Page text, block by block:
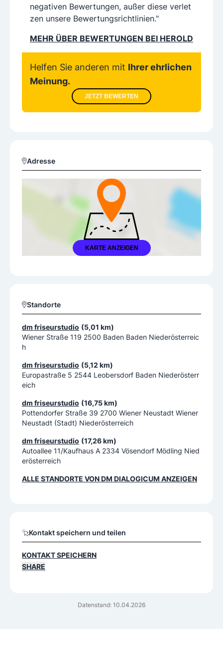
negativen Bewertungen, außer diese verlet
zen unsere Bewertungsrichtlinien."
MEHR ÜBER BEWERTUNGEN BEI HEROLD
Helfen Sie anderen mit Ihrer ehrlichen
Meinung.
JETZT BEWERTEN
Adresse
KARTE ANZEIGEN
Datenstand: 10.04.2026
Standorte
dm friseurstudio (5,01 km)
Wiener Straße 119 2500 Baden Baden Niederösterreic
h
dm friseurstudio (5,12 km)
Europastraße 5 2544 Leobersdorf Baden Niederösterr
eich
dm friseurstudio (16,75 km)
Pottendorfer Straße 39 2700 Wiener Neustadt Wiener
Neustadt (Stadt) Niederösterreich
dm friseurstudio (17,26 km)
Autoallee 11/Kaufhaus A 2334 Vösendorf Mödling Nied
erösterreich
ALLE STANDORTE VONDM DIALOGICUM ANZEIGEN
Kontakt speichern und teilen
KONTAKT SPEICHERN
SHARE